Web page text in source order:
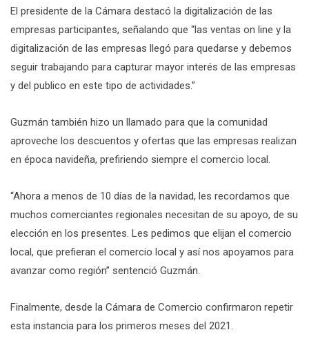
El presidente de la Cámara destacó la digitalización de las
empresas participantes, señalando que “las ventas on line y la
digitalización de las empresas llegó para quedarse y debemos
seguir trabajando para capturar mayor interés de las empresas
y del publico en este tipo de actividades.”
Guzmán también hizo un llamado para que la comunidad
aproveche los descuentos y ofertas que las empresas realizan
en época navideña, prefiriendo siempre el comercio local.
“Ahora a menos de 10 días de la navidad, les recordamos que
muchos comerciantes regionales necesitan de su apoyo, de su
elección en los presentes. Les pedimos que elijan el comercio
local, que prefieran el comercio local y así nos apoyamos para
avanzar como región” sentenció Guzmán.
Finalmente, desde la Cámara de Comercio confirmaron repetir
esta instancia para los primeros meses del 2021.